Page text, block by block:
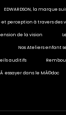
EDWARDSON, la marque
perception à travers des
de la vision
Nos Ateliers enfant
auditifs
essayer dans le MÃ©doc